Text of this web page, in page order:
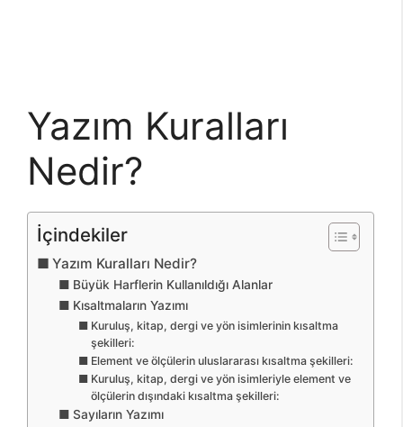
Yazım Kuralları
Nedir?
İçindekiler
Yazım Kuralları Nedir?
Büyük Harflerin Kullanıldığı Alanlar
Kısaltmaların Yazımı
Kuruluş, kitap, dergi ve yön isimlerinin kısaltma
şekilleri:
Element ve ölçülerin uluslararası kısaltma şekilleri:
Kuruluş, kitap, dergi ve yön isimleriyle element ve
ölçülerin dışındaki kısaltma şekilleri:
Sayıların Yazımı